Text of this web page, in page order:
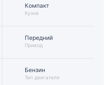
Компакт
Кузов
Передний
Привод
Бензин
Тип двигателя